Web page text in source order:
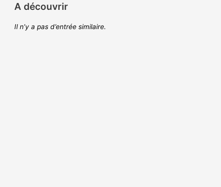
r
A découvrir
Il n’y a pas d’entrée similaire.